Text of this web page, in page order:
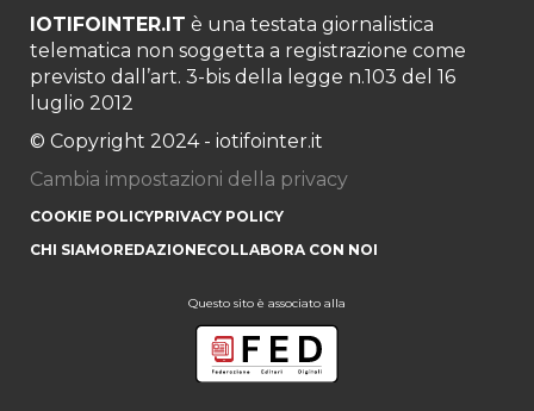
IOTIFOINTER.IT è una testata giornalistica
telematica non soggetta a registrazione come
previsto dall’art. 3-bis della legge n.103 del 16
luglio 2012
© Copyright 2024 - iotifointer.it
Cambia impostazioni della privacy
COOKIE POLICYPRIVACY POLICY
CHI SIAMOREDAZIONECOLLABORA CON NOI
Questo sito è associato alla